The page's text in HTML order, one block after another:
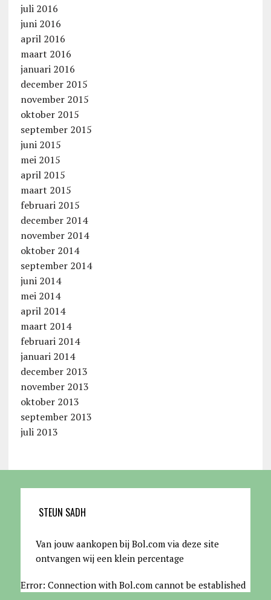
juli 2016
juni 2016
april 2016
maart 2016
januari 2016
december 2015
november 2015
oktober 2015
september 2015
juni 2015
mei 2015
april 2015
maart 2015
februari 2015
december 2014
november 2014
oktober 2014
september 2014
juni 2014
mei 2014
april 2014
maart 2014
februari 2014
januari 2014
december 2013
november 2013
oktober 2013
september 2013
juli 2013
STEUN SADH
Van jouw aankopen bij Bol.com via deze site
ontvangen wij een klein percentage
Error: Connection with Bol.com cannot be established